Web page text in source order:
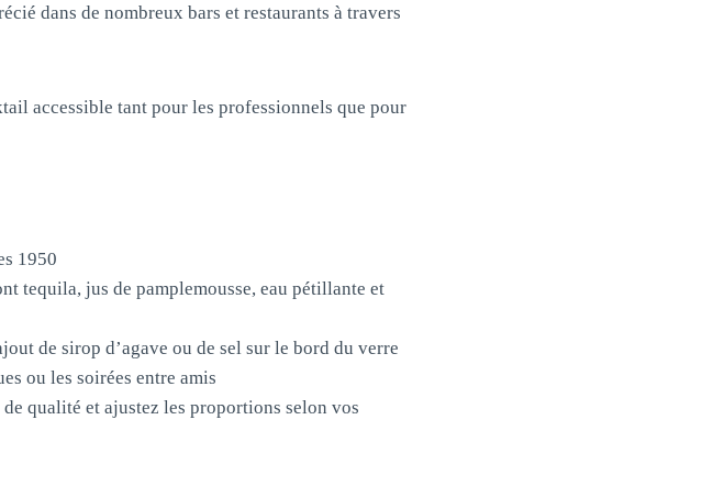
dans de nombreux bars et restaurants à travers
accessible tant pour les professionnels que pour
1950
tequila, jus de pamplemousse, eau pétillante et
de sirop d’agave ou de sel sur le bord du verre
ou les soirées entre amis
qualité et ajustez les proportions selon vos